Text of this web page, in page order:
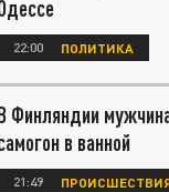
22:00 ПОЛИТИКА
Финляндии
в ванной
21:49